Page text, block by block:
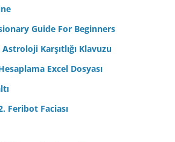
Guide For Beginners
Karşıtlığı Klavuzu
Excel Dosyası
Feribot Faciası